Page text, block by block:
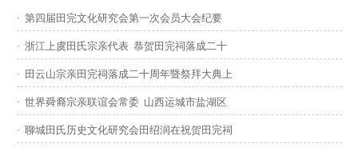
祖”第四次预备会议。 常务副会长田传灿宗亲主持会
议...
· 第四届田完文化研究会第一次会员大会纪要
· 浙江上虞田氏宗亲代表 恭贺田完祠落成二十
· 田云山宗亲田完祠落成二十周年暨祭拜大典上
· 世界舜裔宗亲联谊会常委 山西运城市盐湖区
· 聊城田氏历史文化研究会田绍润在祝贺田完祠